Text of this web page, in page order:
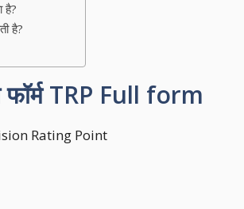
है?
है?
TRP Full form
Rating Point